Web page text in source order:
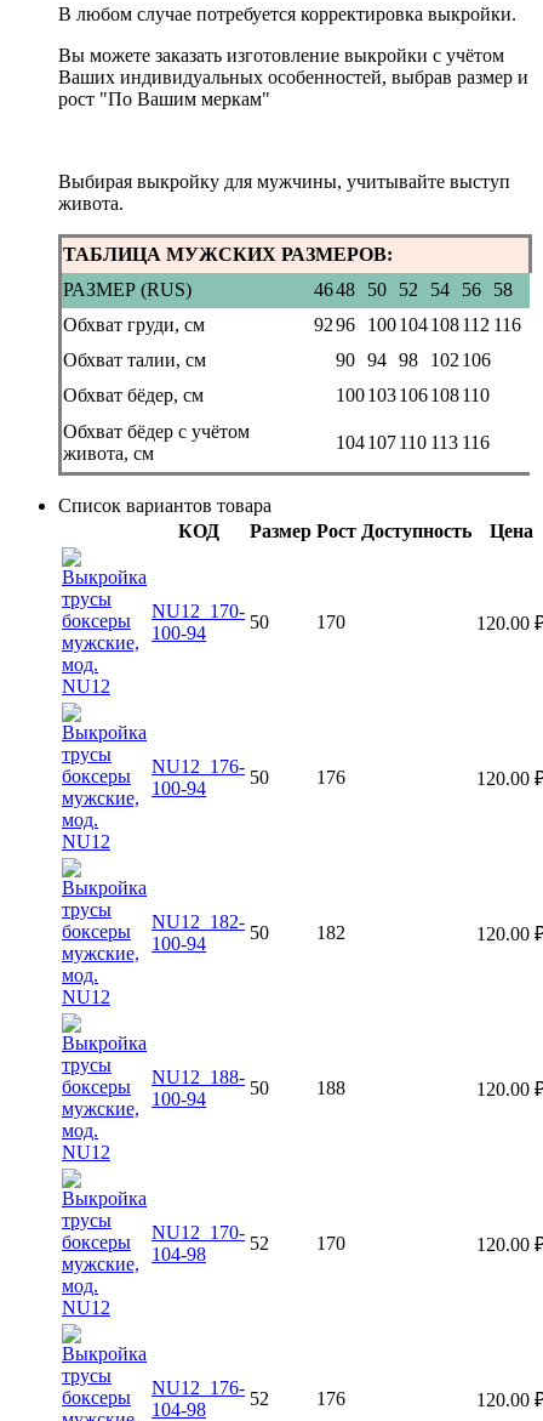
В любом случае потребуется корректировка выкройки.
Вы можете заказать изготовление выкройки с учётом
Ваших индивидуальных особенностей, выбрав размер и
рост "По Вашим меркам"
Выбирая выкройку для мужчины, учитывайте выступ
живота.
ТАБЛИЦА МУЖСКИХ РАЗМЕРОВ:
РАЗМЕР (RUS)
4648 50 52 54 56
58
Обхват груди, см
9296 100104108112 116
Обхват талии, см
90 94 98 102 106
Обхват бёдер, см
100103106108110
Обхват бёдер с учётом
живота, см
104107110 113 116
Список вариантов товара
КОД
Размер Рост Доступность Цена
NU12_170-
100-94
50 170 120.00
NU12_176-
100-94
50 176 120.00
NU12_182-
100-94
50 182 120.00
NU12_188-
100-94
50 188 120.00
NU12_170-
104-98
52 170 120.00
NU12_176-
104-98
52 176 120.00